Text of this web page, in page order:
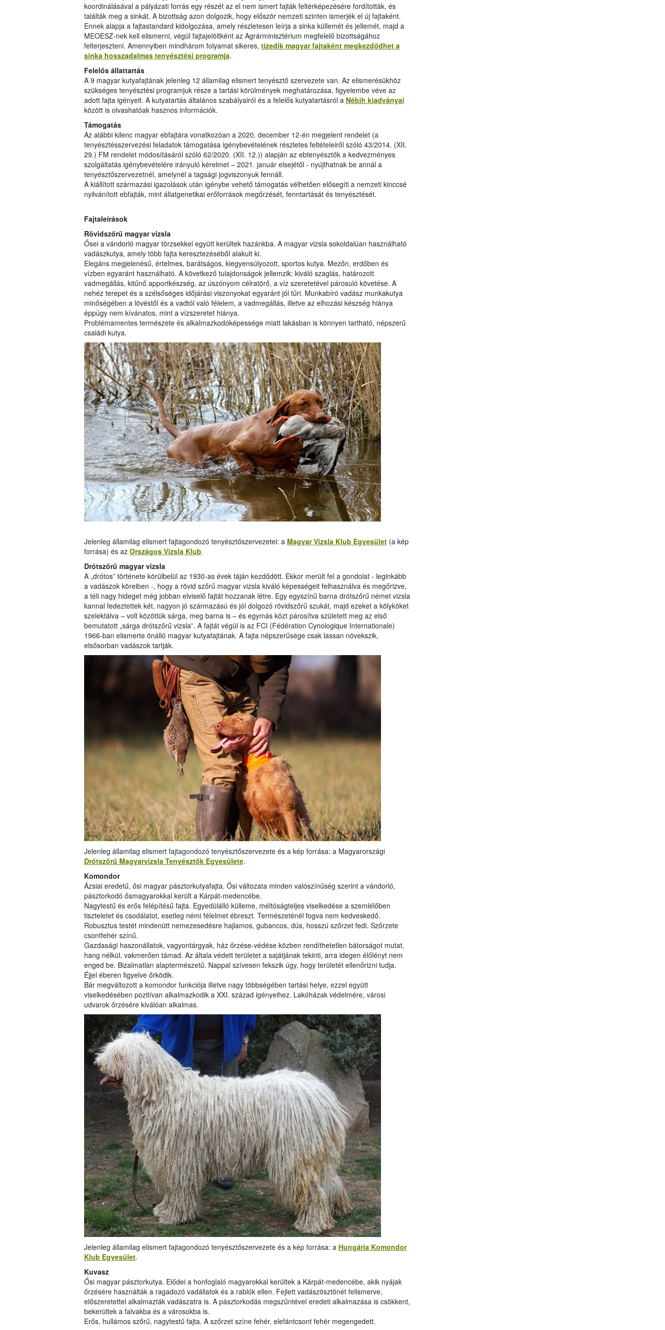
koordinálásával a pályázati forrás egy részét az el nem ismert fajták feltérképezésére fordították, és
találták meg a sinkát. A bizottság azon dolgozik, hogy először nemzeti szinten ismerjék el új fajtaként.
Ennek alapja a fajtastandard kidolgozása, amely részletesen leírja a sinka küllemét és jellemét, majd a
MEOESZ-nek kell elismerni, végül fajtajelöltként az Agrárminisztérium megfelelő bizottságához
felterjeszteni. Amennyiben mindhárom folyamat sikeres, tízedik magyar fajtaként megkezdődhet a
sinka hosszadalmas tenyésztési programja.
Felelős állattartás
A 9 magyar kutyafajtának jelenleg 12 államilag elismert tenyésztő szervezete van. Az elismerésükhöz
szükséges tenyésztési programjuk része a tartási körülmények meghatározása, figyelembe véve az
adott fajta igényeit. A kutyatartás általános szabályairól és a felelős kutyatartásról a Nébih kiadványai
között is olvashatóak hasznos információk.
Támogatás
Az alábbi kilenc magyar ebfajtára vonatkozóan a 2020. december 12-én megjelent rendelet (a
tenyésztésszervezési feladatok támogatása igénybevételének részletes feltételeiről szóló 43/2014. (XII.
29.) FM rendelet módosításáról szóló 62/2020. (XII. 12.)) alapján az ebtenyésztők a kedvezményes
szolgáltatás igénybevételére irányuló kérelmet – 2021. január elsejétől - nyújthatnak be annál a
tenyésztőszervezetnél, amelynél a tagsági jogviszonyuk fennáll.
A kiállított származási igazolások után igénybe vehető támogatás vélhetően elősegíti a nemzeti kinccsé
nyilvánított ebfajták, mint állatgenetikai erőforrások megőrzését, fenntartását és tenyésztését.
Fajtaleírások
Rövidszőrű magyar vizsla
Ősei a vándorló magyar törzsekkel együtt kerültek hazánkba. A magyar vizsla sokoldalúan használható
vadászkutya, amely több fajta keresztezéséből alakult ki.
Elegáns megjelenésű, értelmes, barátságos, kiegyensúlyozott, sportos kutya. Mezőn, erdőben és
vízben egyaránt használható. A következő tulajdonságok jellemzik: kiváló szaglás, határozott
vadmegállás, kitűnő apportkészség, az úszónyom célratörő, a víz szeretetével párosuló követése. A
nehéz terepet és a szélsőséges időjárási viszonyokat egyaránt jól tűri. Munkabíró vadász munkakutya
minőségében a lövéstől és a vadtól való félelem, a vadmegállás, illetve az elhozási készség hiánya
éppúgy nem kívánatos, mint a vízszeretet hiánya.
Problémamentes természete és alkalmazkodóképessége miatt lakásban is könnyen tartható, népszerű
családi kutya.
Jelenleg államilag elismert fajtagondozó tenyésztőszervezetei: a Magyar Vizsla Klub Egyesület(a kép
forrása) és az Országos Vizsla Klub.
Drótszőrű magyar vizsla
A „drótos” története körülbelül az 1930-as évek táján kezdődött. Ekkor merült fel a gondolat - leginkább
a vadászok köreiben -, hogy a rövid szőrű magyar vizsla kiváló képességeit felhasználva és megőrizve,
a téli nagy hideget még jobban elviselő fajtát hozzanak létre. Egy egyszínű barna drótszőrű német vizsla
kannal fedeztettek két, nagyon jó származású és jól dolgozó rövidszőrű szukát, majd ezeket a kölyköket
szelektálva – volt közöttük sárga, meg barna is – és egymás közt párosítva született meg az első
bemutatott „sárga drótszőrű vizsla”. A fajtát végül is az FCI (Fédération Cynologique Internationale)
1966-ban elismerte önálló magyar kutyafajtának. A fajta népszerűsége csak lassan növekszik,
elsősorban vadászok tartják.
Jelenleg államilag elismert fajtagondozó tenyésztőszervezete és a kép forrása: a Magyarországi
Drótszőrű Magyarvizsla Tenyésztők Egyesülete.
Komondor
Ázsiai eredetű, ősi magyar pásztorkutyafajta. Ősi változata minden valószínűség szerint a vándorló,
pásztorkodó ősmagyarokkal került a Kárpát-medencébe.
Nagytestű és erős felépítésű fajta. Egyedülálló külleme, méltóságteljes viselkedése a szemlélőben
tiszteletet és csodálatot, esetleg némi félelmet ébreszt. Természeténél fogva nem kedveskedő.
Robusztus testét mindenütt nemezesedésre hajlamos, gubancos, dús, hosszú szőrzet fedi. Szőrzete
csontfehér színű.
Gazdasági haszonállatok, vagyontárgyak, ház őrzése-védése közben rendíthetetlen bátorságot mutat,
hang nélkül, vakmerően támad. Az általa védett területet a sajátjának tekinti, arra idegen élőlényt nem
enged be. Bizalmatlan alaptermészetű. Nappal szívesen fekszik úgy, hogy területét ellenőrizni tudja.
Éjjel éberen figyelve őrködik.
Bár megváltozott a komondor funkciója illetve nagy többségében tartási helye, ezzel együtt
viselkedésében pozitívan alkalmazkodik a XXI. század igényeihez. Lakóházak védelmére, városi
udvarok őrzésére kiválóan alkalmas.
Jelenleg államilag elismert fajtagondozó tenyésztőszervezete és a kép forrása: a Hungária Komondor
Klub Egyesület.
Kuvasz
Ősi magyar pásztorkutya. Elődei a honfoglaló magyarokkal kerültek a Kárpát-medencébe, akik nyájak
őrzésére használták a ragadozó vadállatok és a rablók ellen. Fejlett vadászösztönét felismerve,
előszeretettel alkalmazták vadászatra is. A pásztorkodás megszűntével eredeti alkalmazása is csökkent,
bekerültek a falvakba és a városokba is.
Erős, hullámos szőrű, nagytestű fajta. A szőrzet színe fehér, elefántcsont fehér megengedett.